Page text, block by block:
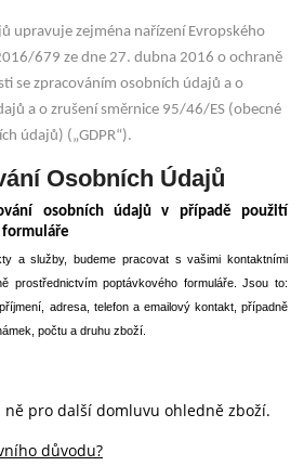
upravuje zejména nařízení Evropského
679 ze dne 27. dubna 2016 o ochraně
se zpracováním osobních údajů a o
a o zrušení směrnice 95/46/ES (obecné
údajů) („GDPR“).
Osobních Údajů
osobních údajů v případě použití
a služby, budeme pracovat s vašimi kontaktními
prostřednictvím poptávkového formuláře. Jsou to:
adresa, telefon a emailový kontakt, případně
počtu a druhu zboží.
ně pro další domluvu ohledně zboží.
důvodu?